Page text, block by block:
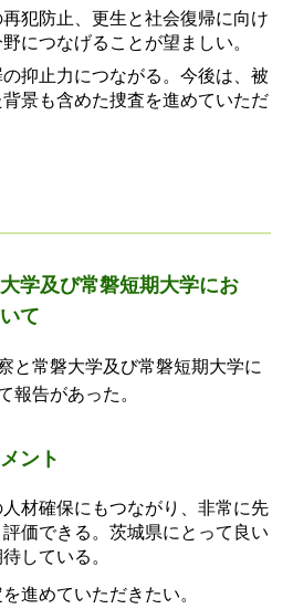
犯防止、更生と社会復帰に向け
につなげることが望ましい。
抑止力につながる。今後は、被
景も含めた捜査を進めていただ
学及び常磐短期大学にお
て
と常磐大学及び常磐短期大学に
報告があった。
ント
材確保にもつながり、非常に先
価できる。茨城県にとって良い
している。
進めていただきたい。